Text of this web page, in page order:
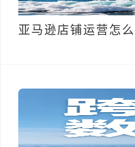
亚马逊店铺运营怎